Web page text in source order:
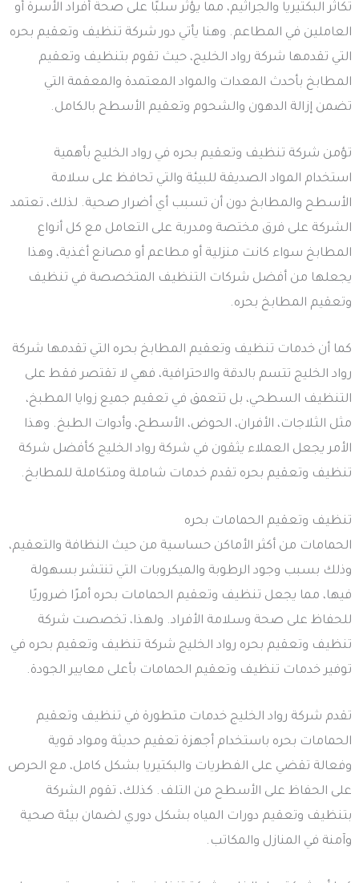
تكاثر البكتيريا والجراثيم، مما يؤثر سلبًا على صحة أفراد الأسرة أو
العاملين في المطاعم. وهنا يأتي دور شركة تنظيف وتعقيم بحره
التي تقدمها شركة رواد الخليج، حيث تقوم بتنظيف وتعقيم
المطابخ بأحدث المعدات والمواد المعتمدة والمعقمة التي
تضمن إزالة الدهون والشحوم وتعقيم الأسطح بالكامل.
تؤمن شركة تنظيف وتعقيم بحره في رواد الخليج بأهمية
استخدام المواد الصديقة للبيئة والتي تحافظ على سلامة
الأسطح والمطابخ دون أن تسبب أي أضرار صحية. لذلك، تعتمد
الشركة على فرق مختصة ومدربة على التعامل مع كل أنواع
المطابخ سواء كانت منزلية أو مطاعم أو مصانع أغذية، وهذا
يجعلها من أفضل شركات التنظيف المتخصصة في تنظيف
وتعقيم المطابخ بحره.
كما أن خدمات تنظيف وتعقيم المطابخ بحره التي تقدمها شركة
رواد الخليج تتسم بالدقة والاحترافية، فهي لا تقتصر فقط على
التنظيف السطحي، بل تتعمق في تعقيم جميع زوايا المطبخ،
مثل الثلاجات، الأفران، الحوض، الأسطح، وأدوات الطبخ. وهذا
الأمر يجعل العملاء يثقون في شركة رواد الخليج كأفضل شركة
تنظيف وتعقيم بحره تقدم خدمات شاملة ومتكاملة للمطابخ.
تنظيف وتعقيم الحمامات بحره
الحمامات من أكثر الأماكن حساسية من حيث النظافة والتعقيم،
وذلك بسبب وجود الرطوبة والميكروبات التي تنتشر بسهولة
فيها، مما يجعل تنظيف وتعقيم الحمامات بحره أمرًا ضروريًا
للحفاظ على صحة وسلامة الأفراد. ولهذا، تخصصت شركة
تنظيف وتعقيم بحره رواد الخليج شركة تنظيف وتعقيم بحره في
توفير خدمات تنظيف وتعقيم الحمامات بأعلى معايير الجودة.
تقدم شركة رواد الخليج خدمات متطورة في تنظيف وتعقيم
الحمامات بحره باستخدام أجهزة تعقيم حديثة ومواد قوية
وفعالة تقضي على الفطريات والبكتيريا بشكل كامل، مع الحرص
على الحفاظ على الأسطح من التلف. كذلك، تقوم الشركة
بتنظيف وتعقيم دورات المياه بشكل دوري لضمان بيئة صحية
وآمنة في المنازل والمكاتب.